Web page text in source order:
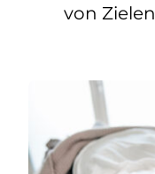
von Zielen